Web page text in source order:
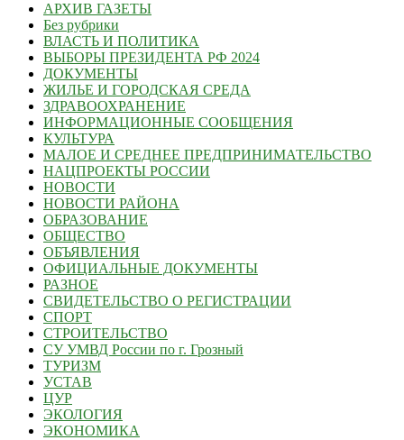
АРХИВ ГАЗЕТЫ
Без рубрики
ВЛАСТЬ И ПОЛИТИКА
ВЫБОРЫ ПРЕЗИДЕНТА РФ 2024
ДОКУМЕНТЫ
ЖИЛЬЕ И ГОРОДСКАЯ СРЕДА
ЗДРАВООХРАНЕНИЕ
ИНФОРМАЦИОННЫЕ СООБЩЕНИЯ
КУЛЬТУРА
МАЛОЕ И СРЕДНЕЕ ПРЕДПРИНИМАТЕЛЬСТВО
НАЦПРОЕКТЫ РОССИИ
НОВОСТИ
НОВОСТИ РАЙОНА
ОБРАЗОВАНИЕ
ОБЩЕСТВО
ОБЪЯВЛЕНИЯ
ОФИЦИАЛЬНЫЕ ДОКУМЕНТЫ
РАЗНОЕ
СВИДЕТЕЛЬСТВО О РЕГИСТРАЦИИ
СПОРТ
СТРОИТЕЛЬСТВО
СУ УМВД России по г. Грозный
ТУРИЗМ
УСТАВ
ЦУР
ЭКОЛОГИЯ
ЭКОНОМИКА